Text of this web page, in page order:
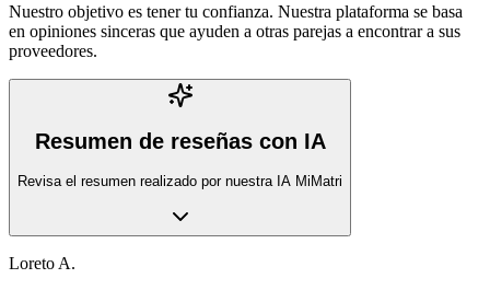
Nuestro objetivo es tener tu confianza. Nuestra plataforma se basa
en opiniones sinceras que ayuden a otras parejas a encontrar a sus
proveedores.
Resumen de reseñas con IA
Revisa el resumen realizado por nuestra IA MiMatri
Loreto A.